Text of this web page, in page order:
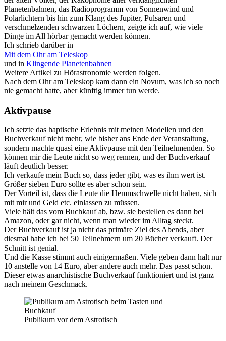
Planetenbahnen, das Radioprogramm von Sonnenwind und
Polarlichtern bis hin zum Klang des Jupiter, Pulsaren und
verschmelzenden schwarzen Löchern, zeigte ich auf, wie viele
Dinge im All hörbar gemacht werden können.
Ich schrieb darüber in
Mit dem Ohr am Teleskop
und in Klingende Planetenbahnen
Weitere Artikel zu Hörastronomie werden folgen.
Nach dem Ohr am Teleskop kam dann ein Novum, was ich so noch
nie gemacht hatte, aber künftig immer tun werde.
Aktivpause
Ich setzte das haptische Erlebnis mit meinen Modellen und den
Buchverkauf nicht mehr, wie bisher ans Ende der Veranstaltung,
sondern machte quasi eine Aktivpause mit den Teilnehmenden. So
können mir die Leute nicht so weg rennen, und der Buchverkauf
läuft deutlich besser.
Ich verkaufe mein Buch so, dass jeder gibt, was es ihm wert ist.
Größer sieben Euro sollte es aber schon sein.
Der Vorteil ist, dass die Leute die Hemmschwelle nicht haben, sich
mit mir und Geld etc. einlassen zu müssen.
Viele hält das vom Buchkauf ab, bzw. sie bestellen es dann bei
Amazon, oder gar nicht, wenn man wieder im Alltag steckt.
Der Buchverkauf ist ja nicht das primäre Ziel des Abends, aber
diesmal habe ich bei 50 Teilnehmern um 20 Bücher verkauft. Der
Schnitt ist genial.
Und die Kasse stimmt auch einigermaßen. Viele geben dann halt nur
10 anstelle von 14 Euro, aber andere auch mehr. Das passt schon.
Dieser etwas anarchistische Buchverkauf funktioniert und ist ganz
nach meinem Geschmack.
Publikum vor dem Astrotisch